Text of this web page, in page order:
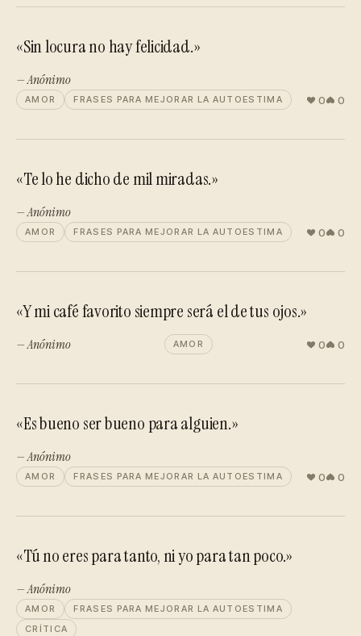
«Sin locura no hay felicidad.»
— Anónimo
AMOR FRASES PARA MEJORAR LA AUTOESTIMA 0 0
«Te lo he dicho de mil miradas.»
— Anónimo
AMOR FRASES PARA MEJORAR LA AUTOESTIMA 0 0
«Y mi café favorito siempre será el de tus ojos.»
— Anónimo AMOR 0 0
«Es bueno ser bueno para alguien.»
— Anónimo
AMOR FRASES PARA MEJORAR LA AUTOESTIMA 0 0
«Tú no eres para tanto, ni yo para tan poco.»
— Anónimo
AMOR
FRASES PARA MEJORAR LA AUTOESTIMA
CRÍTICA